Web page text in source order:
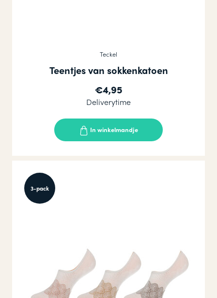
Teckel
Teentjes van sokkenkatoen
€4,95
Deliverytime
In winkelmandje
3-pack